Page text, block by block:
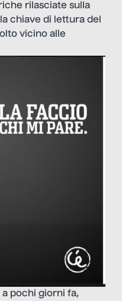
rilasciate sulla
chiave di lettura del
vicino alle
a pochi giorni fa,